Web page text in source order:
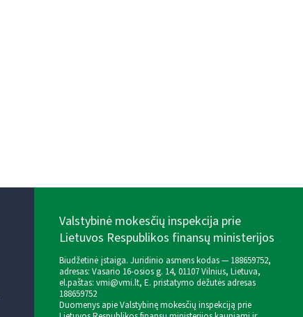
Valstybinė mokesčių inspekcija prie
Lietuvos Respublikos finansų ministerijos
Biudžetinė įstaiga. Juridinio asmens kodas — 188659752,
adresas: Vasario 16-osios g. 14, 01107 Vilnius, Lietuva,
el.paštas: vmi@vmi.lt, E. pristatymo dėžutės adresas
188659752
Duomenys apie Valstybinę mokesčių inspekciją prie